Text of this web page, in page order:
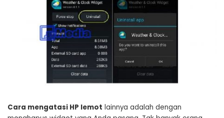
Cara mengatasi HP lemot lainnya adalah dengan